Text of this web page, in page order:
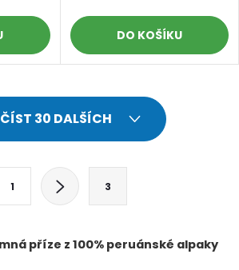
DO KOŠÍKU
30 DALŠÍCH
1 3
příze z 100% peruánské alpaky